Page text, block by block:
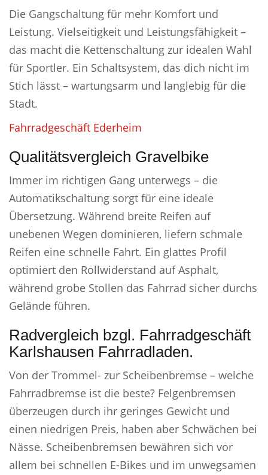
Die Gangschaltung für mehr Komfort und
Leistung. Vielseitigkeit und Leistungsfähigkeit –
das macht die Kettenschaltung zur idealen Wahl
für Sportler. Ein Schaltsystem, das dich nicht im
Stich lässt – wartungsarm und langlebig für die
Stadt.
Fahrradgeschäft Ederheim
Qualitätsvergleich Gravelbike
Immer im richtigen Gang unterwegs – die
Automatikschaltung sorgt für eine ideale
Übersetzung. Während breite Reifen auf
unebenen Wegen dominieren, liefern schmale
Reifen eine schnelle Fahrt. Ein glattes Profil
optimiert den Rollwiderstand auf Asphalt,
während grobe Stollen das Fahrrad sicher durchs
Gelände führen.
Radvergleich bzgl. Fahrradgeschäft
Karlshausen Fahrradladen.
Von der Trommel- zur Scheibenbremse – welche
Fahrradbremse ist die beste? Felgenbremsen
überzeugen durch ihr geringes Gewicht und
einen niedrigen Preis, haben aber Schwächen bei
Nässe. Scheibenbremsen bewähren sich vor
allem bei schnellen E-Bikes und im unwegsamen